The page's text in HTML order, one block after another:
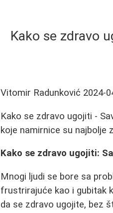
Kako se zdravo
Vitomir Radunković 2024-
Kako se zdravo ugojiti -
koje namirnice su najbolje
Kako se zdravo ugojiti:
Mnogi ljudi se bore sa
frustrirajuće kao i gubitak
da se zdravo ugojite, bez